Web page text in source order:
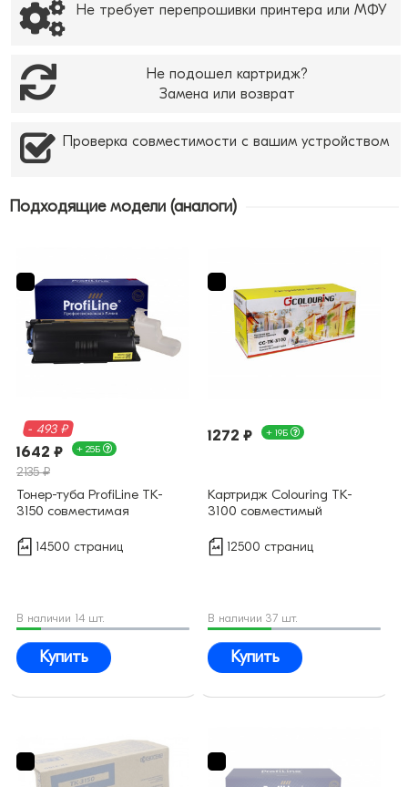
Не требует перепрошивки принтера или МФУ
Не подошел картридж?
Замена или возврат
Проверка совместимости с вашим устройством
Подходящие модели (аналоги)
- 493 ₽
1642 ₽ + 25Б
2135 ₽
Тонер-туба ProfiLine TK-
3150 совместимая
14500 страниц
В наличии 14 шт.
Купить
1272 ₽ + 19Б
Картридж Colouring TK-
3100 совместимый
12500 страниц
В наличии 37 шт.
Купить